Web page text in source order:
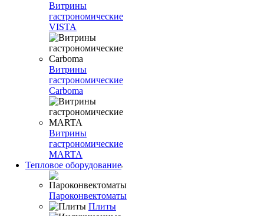
Витрины
гастрономические
VISTA
Витрины
гастрономические
Carboma
Витрины
гастрономические
MARTA
Тепловое оборудование
Пароконвектоматы
Плиты